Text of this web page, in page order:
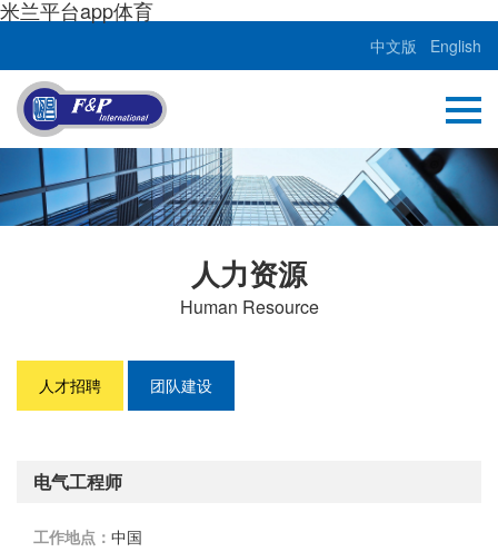
米兰平台app体育
中文版 English
人力资源
Human Resource
人才招聘 团队建设
电气工程师
工作地点： 中国